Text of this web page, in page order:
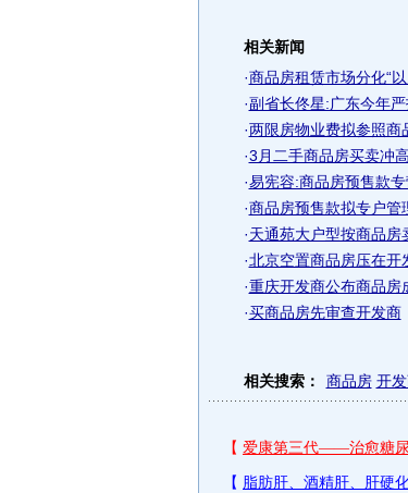
相关新闻
·商品房租赁市场分化“
·副省长佟星:广东今年
·两限房物业费拟参照商
·3月二手商品房买卖冲
·易宪容:商品房预售款
·商品房预售款拟专户管
·天通苑大户型按商品房
·北京空置商品房压在开
·重庆开发商公布商品房
·买商品房先审查开发商
相关搜索： 商品房 开